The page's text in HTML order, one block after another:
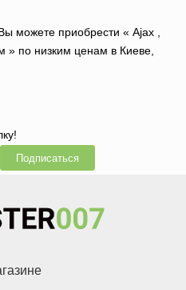
можете приобрести « Ajax ,
» по низким ценам в Киеве,
Подписаться